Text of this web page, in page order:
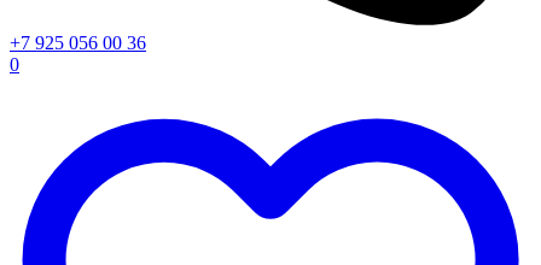
+7 925 056 00 36
0